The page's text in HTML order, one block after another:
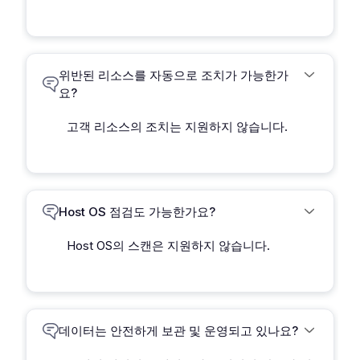
위반된 리소스를 자동으로 조치가 가능한가
요?
고객 리소스의 조치는 지원하지 않습니다.
Host OS 점검도 가능한가요?
Host OS의 스캔은 지원하지 않습니다.
데이터는 안전하게 보관 및 운영되고 있나요?